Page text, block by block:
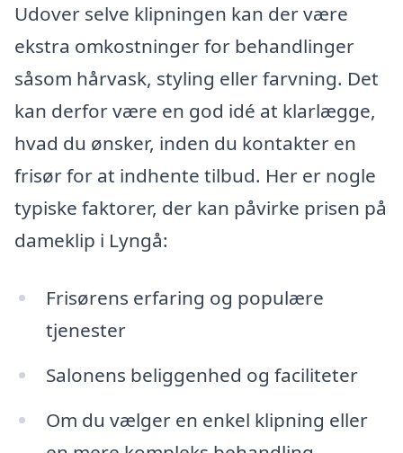
Udover selve klipningen kan der være
ekstra omkostninger for behandlinger
såsom hårvask, styling eller farvning. Det
kan derfor være en god idé at klarlægge,
hvad du ønsker, inden du kontakter en
frisør for at indhente tilbud. Her er nogle
typiske faktorer, der kan påvirke prisen på
dameklip i Lyngå:
Frisørens erfaring og populære
tjenester
Salonens beliggenhed og faciliteter
Om du vælger en enkel klipning eller